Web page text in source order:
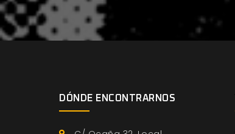
DÓNDE ENCONTRARNOS